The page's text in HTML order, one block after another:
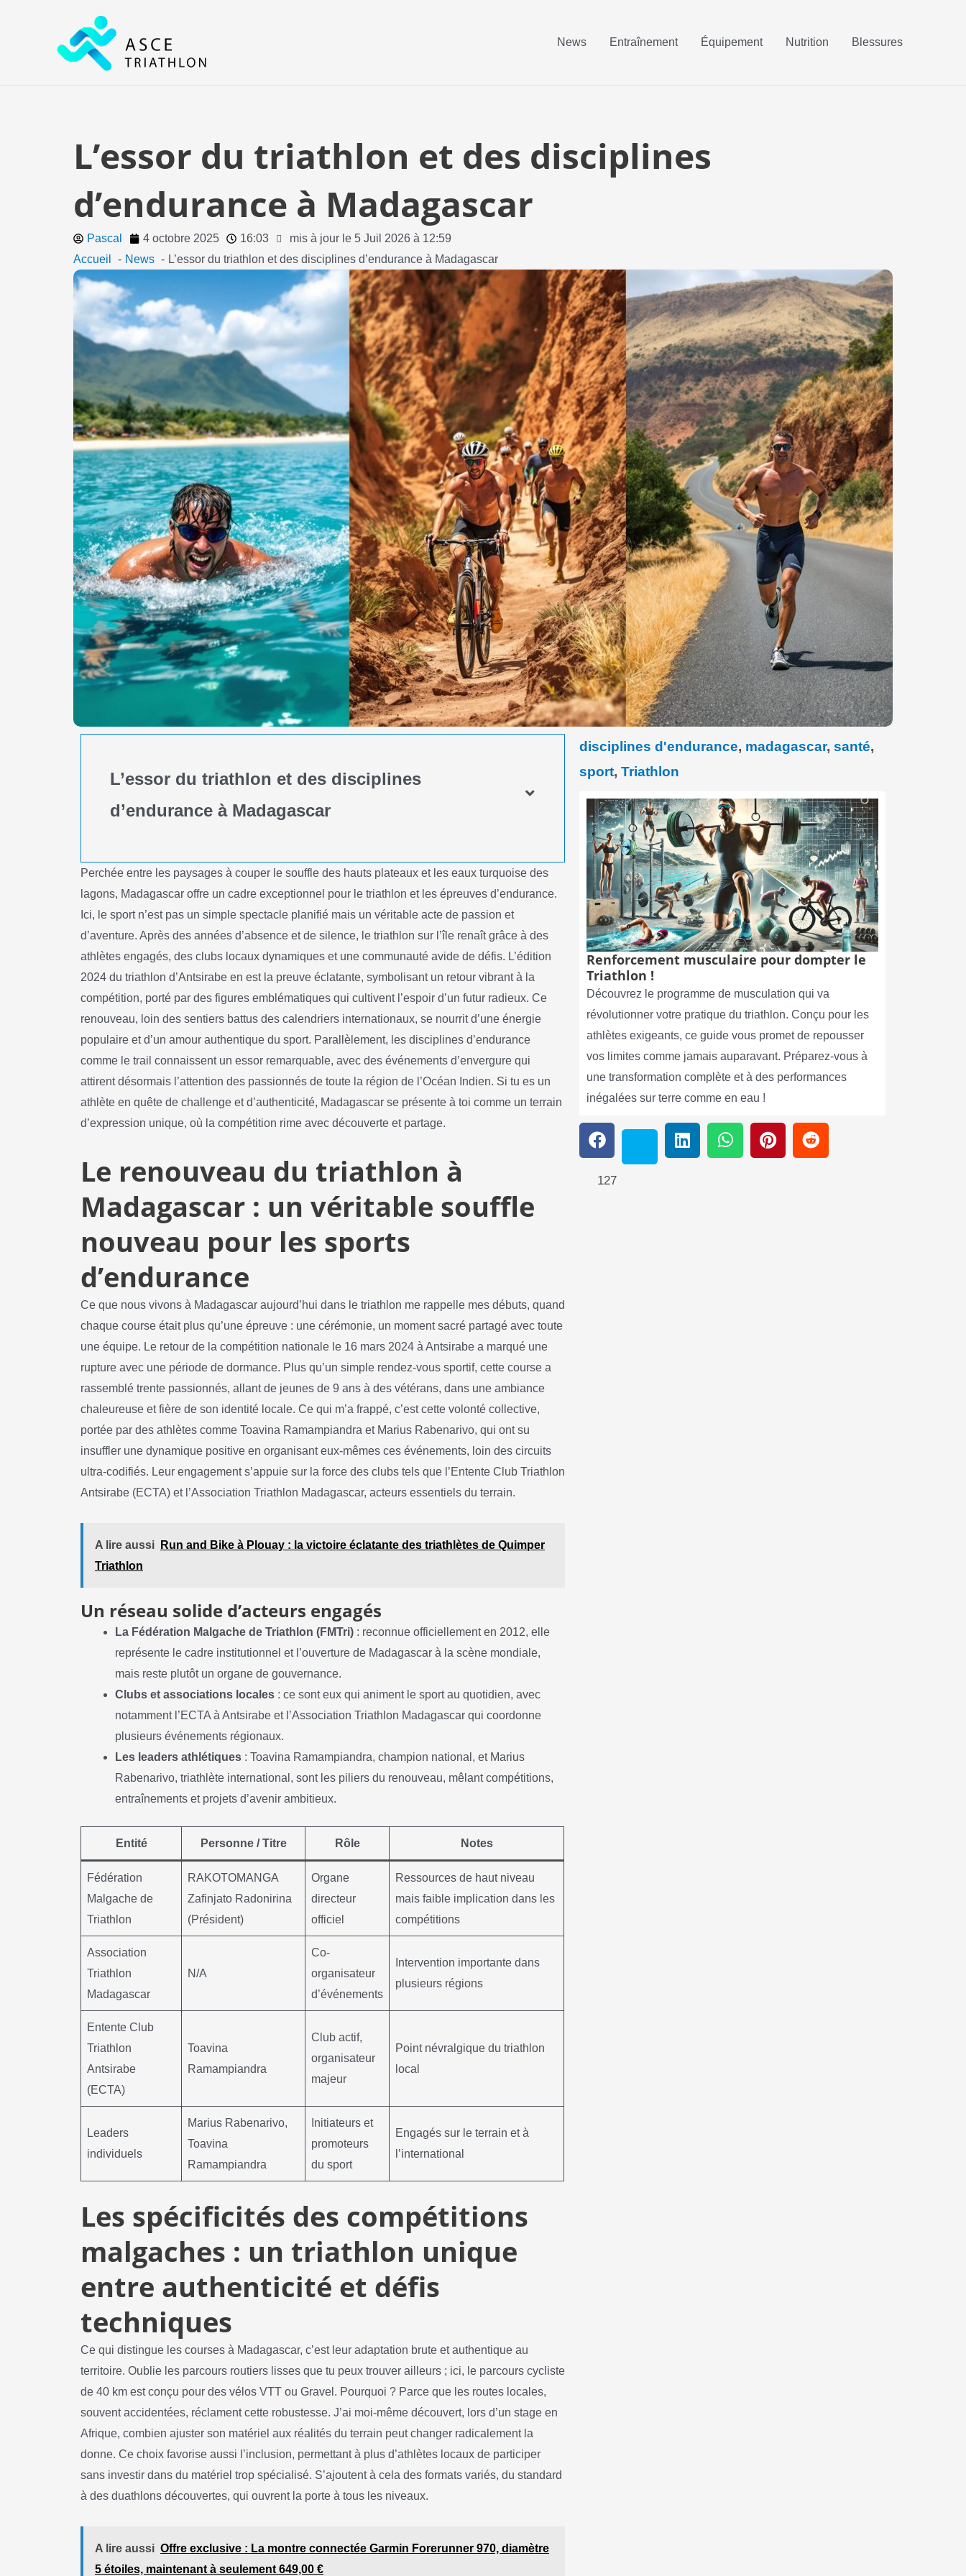
News Entraînement Équipement Nutrition Blessures
L’essor du triathlon et des disciplines
d’endurance à Madagascar
Pascal 4 octobre 2025 16:03
mis à jour le 5 Juil 2026 à 12:59
Accueil
News L’essor du triathlon et des disciplines d’endurance à Madagascar
L’essor du triathlon et des disciplines
d’endurance à Madagascar
Perchée entre les paysages à couper le souffle des hauts plateaux et les eaux turquoise des
lagons, Madagascar offre un cadre exceptionnel pour le triathlon et les épreuves d’endurance.
Ici, le sport n’est pas un simple spectacle planifié mais un véritable acte de passion et
d’aventure. Après des années d’absence et de silence, le triathlon sur l’île renaît grâce à des
athlètes engagés, des clubs locaux dynamiques et une communauté avide de défis. L’édition
2024 du triathlon d’Antsirabe en est la preuve éclatante, symbolisant un retour vibrant à la
compétition, porté par des figures emblématiques qui cultivent l’espoir d’un futur radieux. Ce
renouveau, loin des sentiers battus des calendriers internationaux, se nourrit d’une énergie
populaire et d’un amour authentique du sport. Parallèlement, les disciplines d’endurance
comme le trail connaissent un essor remarquable, avec des événements d’envergure qui
attirent désormais l’attention des passionnés de toute la région de l’Océan Indien. Si tu es un
athlète en quête de challenge et d’authenticité, Madagascar se présente à toi comme un terrain
d’expression unique, où la compétition rime avec découverte et partage.
Le renouveau du triathlon à
Madagascar : un véritable souffle
nouveau pour les sports
d’endurance
Ce que nous vivons à Madagascar aujourd’hui dans le triathlon me rappelle mes débuts, quand
chaque course était plus qu’une épreuve : une cérémonie, un moment sacré partagé avec toute
une équipe. Le retour de la compétition nationale le 16 mars 2024 à Antsirabe a marqué une
rupture avec une période de dormance. Plus qu’un simple rendez-vous sportif, cette course a
rassemblé trente passionnés, allant de jeunes de 9 ans à des vétérans, dans une ambiance
chaleureuse et fière de son identité locale. Ce qui m’a frappé, c’est cette volonté collective,
portée par des athlètes comme Toavina Ramampiandra et Marius Rabenarivo, qui ont su
insuffler une dynamique positive en organisant eux-mêmes ces événements, loin des circuits
ultra-codifiés. Leur engagement s’appuie sur la force des clubs tels que l’Entente Club Triathlon
Antsirabe (ECTA) et l’Association Triathlon Madagascar, acteurs essentiels du terrain.
A lire aussi
Run and Bike à Plouay : la victoire éclatante des triathlètes de Quimper
Triathlon
Un réseau solide d’acteurs engagés
La Fédération Malgache de Triathlon (FMTri) : reconnue officiellement en 2012, elle
représente le cadre institutionnel et l’ouverture de Madagascar à la scène mondiale,
mais reste plutôt un organe de gouvernance.
Clubs et associations locales : ce sont eux qui animent le sport au quotidien, avec
notamment l’ECTA à Antsirabe et l’Association Triathlon Madagascar qui coordonne
plusieurs événements régionaux.
Les leaders athlétiques : Toavina Ramampiandra, champion national, et Marius
Rabenarivo, triathlète international, sont les piliers du renouveau, mêlant compétitions,
entraînements et projets d’avenir ambitieux.
Entité Personne / Titre Rôle Notes
Fédération
Malgache de
Triathlon
RAKOTOMANGA
Zafinjato Radonirina
(Président)
Organe
directeur
officiel
Ressources de haut niveau
mais faible implication dans les
compétitions
Association
Triathlon
Madagascar
N/A
Co-
organisateur
d’événements
Intervention importante dans
plusieurs régions
Entente Club
Triathlon
Antsirabe
(ECTA)
Toavina
Ramampiandra
Club actif,
organisateur
majeur
Point névralgique du triathlon
local
Leaders
individuels
Marius Rabenarivo,
Toavina
Ramampiandra
Initiateurs et
promoteurs
du sport
Engagés sur le terrain et à
l’international
Les spécificités des compétitions
malgaches : un triathlon unique
entre authenticité et défis
techniques
Ce qui distingue les courses à Madagascar, c’est leur adaptation brute et authentique au
territoire. Oublie les parcours routiers lisses que tu peux trouver ailleurs ; ici, le parcours cycliste
de 40 km est conçu pour des vélos VTT ou Gravel. Pourquoi ? Parce que les routes locales,
souvent accidentées, réclament cette robustesse. J’ai moi-même découvert, lors d’un stage en
Afrique, combien ajuster son matériel aux réalités du terrain peut changer radicalement la
donne. Ce choix favorise aussi l’inclusion, permettant à plus d’athlètes locaux de participer
sans investir dans du matériel trop spécialisé. S’ajoutent à cela des formats variés, du standard
à des duathlons découvertes, qui ouvrent la porte à tous les niveaux.
A lire aussi Offre exclusive : La montre connectée Garmin Forerunner 970, diamètre
5 étoiles, maintenant à seulement 649,00 €
disciplines d'endurance, madagascar, santé,
sport, Triathlon
Renforcement musculaire pour dompter le
Triathlon !
Découvrez le programme de musculation qui va
révolutionner votre pratique du triathlon. Conçu pour les
athlètes exigeants, ce guide vous promet de repousser
vos limites comme jamais auparavant. Préparez-vous à
une transformation complète et à des performances
inégalées sur terre comme en eau !
127